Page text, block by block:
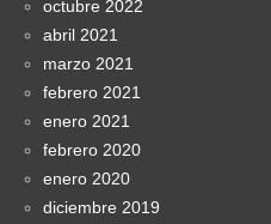
octubre 2022
abril 2021
marzo 2021
febrero 2021
enero 2021
febrero 2020
enero 2020
diciembre 2019